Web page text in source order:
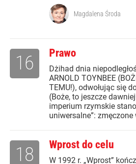
Magdalena Środa
Prawo
Dżihad dnia
ARNOLD TOYNBEE
TEMU!), odwołując się
(Boże, to jeszcze
imperium rzymskie
uniwersalne”:
16
Wprost do celu
W 1992 r. „Wprost”
18